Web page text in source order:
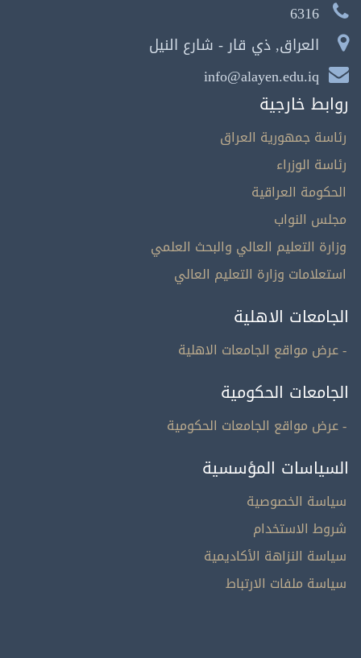
6316
العراق, ذي قار - شارع النيل
info@alayen.edu.iq
روابط خارجية
رئاسة جمهورية العراق
رئاسة الوزراء
الحكومة العراقية
مجلس النواب
وزارة التعليم العالي والبحث العلمي
استعلامات وزارة التعليم العالي
الجامعات الاهلية
- عرض مواقع الجامعات الاهلية
الجامعات الحكومية
- عرض مواقع الجامعات الحكومية
السياسات المؤسسية
سياسة الخصوصية
شروط الاستخدام
سياسة النزاهة الأكاديمية
سياسة ملفات الارتباط